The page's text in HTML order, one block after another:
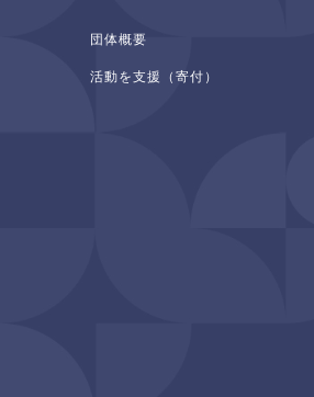
団体概要
活動を支援（寄付）